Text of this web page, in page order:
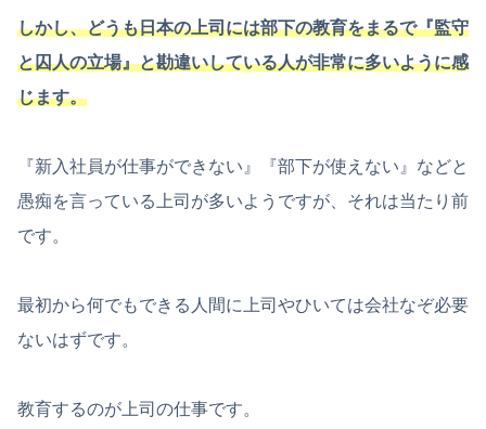
しかし、どうも日本の上司には部下の教育をまるで『監守
と囚人の立場』と勘違いしている人が非常に多いように感
じます。
『新入社員が仕事ができない』『部下が使えない』などと
愚痴を言っている上司が多いようですが、それは当たり前
です。
最初から何でもできる人間に上司やひいては会社なぞ必要
ないはずです。
教育するのが上司の仕事です。